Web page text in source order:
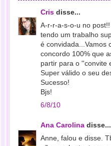
Cris disse...
A-r-r-a-s-o-u no
tendo um trabalho
é convidada...Vamos
concordo 100% que
partir para o ''convite
Super válido o seu
Sucesso!
Bjs!
6/8/10
Ana Carolina disse...
Anne, falou e disse.